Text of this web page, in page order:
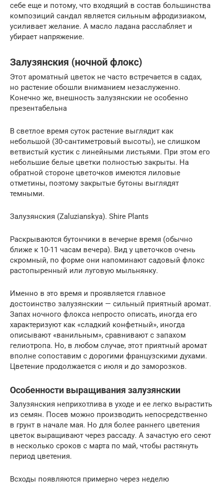
себе еще и потому, что входящий в состав большинства
композиций сандал является сильным афродизиаком,
усиливает желание. А масло ладана расслабляет и
убирает напряжение.
Залузянския (ночной флокс)
Этот ароматный цветок не часто встречается в садах,
но растение обошли вниманием незаслуженно.
Конечно же, внешность залузянскии не особенно
презентабельна
В светлое время суток растение выглядит как
небольшой (30-сантиметровый высоты), не слишком
ветвистый кустик с линейными листьями. При этом его
небольшие белые цветки полностью закрыты. На
обратной стороне цветочков имеются лиловые
отметины, поэтому закрытые бутоны выглядят
темными.
Залузянския (Zaluzianskya). Shire Plants
Раскрываются бутончики в вечерне время (обычно
ближе к 10-11 часам вечера). Вид у цветочков очень
скромный, по форме они напоминают садовый флокс
растопыренный или луговую мыльнянку.
Именно в это время и проявляется главное
достоинство залузянскии — сильный приятный аромат.
Запах ночного флокса непросто описать, иногда его
характеризуют как «сладкий конфетный», иногда
описывают «ванильным», сравнивают с запахом
гелиотропа. Но, в любом случае, этот приятный аромат
вполне сопоставим с дорогими французскими духами.
Цветение продолжается с июля и до заморозков.
Особенности выращивания залузянскии
Залузянския неприхотлива в уходе и ее легко вырастить
из семян. Посев можно производить непосредственно
в грунт в начале мая. Но для более раннего цветения
цветок выращивают через рассаду. А зачастую его сеют
в несколько сроков с марта по май, чтобы растянуть
период цветения.
Всходы появляются примерно через неделю